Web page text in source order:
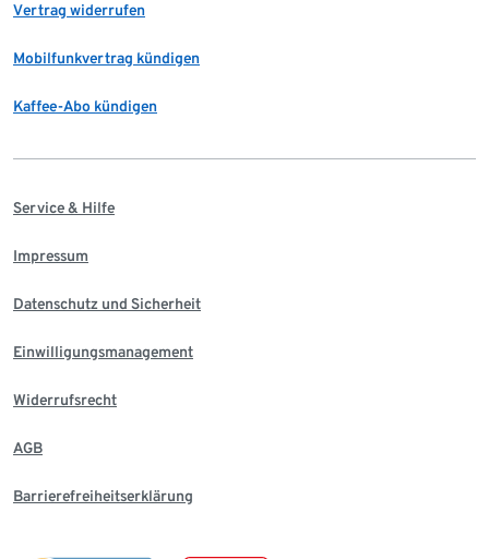
Vertrag widerrufen
Mobilfunkvertrag kündigen
Kaffee-Abo kündigen
Service & Hilfe
Impressum
Datenschutz und Sicherheit
Einwilligungsmanagement
Widerrufsrecht
AGB
Barrierefreiheitserklärung